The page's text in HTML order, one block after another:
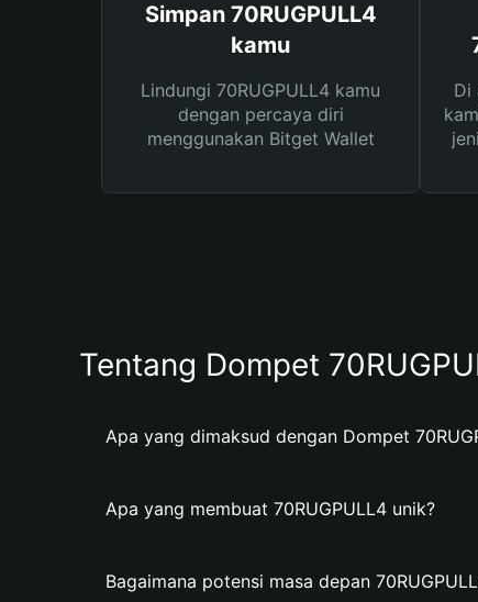
Simpan 70RUGPULL4
kamu
Lindungi 70RUGPULL4 kamu
dengan percaya diri
menggunakan Bitget Wallet
Di
Tentang Dompet
Apa yang dimaksud dengan Dompet
Apa yang membuat 70RUGPULL4 unik?
Bagaimana potensi masa depan